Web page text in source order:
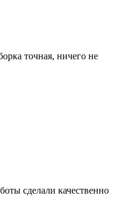
точная, ничего не
сделали качественно